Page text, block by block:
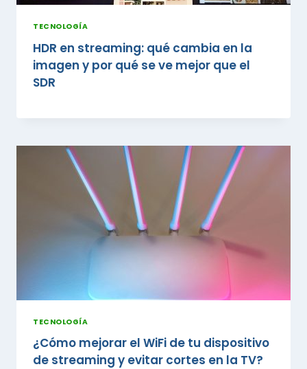
TECNOLOGÍA
HDR en streaming: qué cambia en la
imagen y por qué se ve mejor que el
SDR
TECNOLOGÍA
¿Cómo mejorar el WiFi de tu dispositivo
de streaming y evitar cortes en la TV?